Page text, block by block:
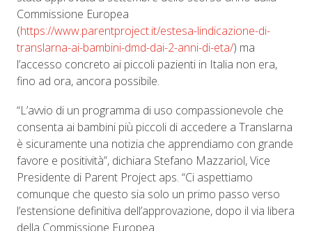
Commissione Europea
(https://www.parentproject.it/estesa-lindicazione-di-
translarna-ai-bambini-dmd-dai-2-anni-di-eta/) ma
l’accesso concreto ai piccoli pazienti in Italia non era,
fino ad ora, ancora possibile.
“L’avvio di un programma di uso compassionevole che
consenta ai bambini più piccoli di accedere a Translarna
è sicuramente una notizia che apprendiamo con grande
favore e positività”, dichiara Stefano Mazzariol, Vice
Presidente di Parent Project aps. “Ci aspettiamo
comunque che questo sia solo un primo passo verso
l’estensione definitiva dell’approvazione, dopo il via libera
della Commissione Europea.